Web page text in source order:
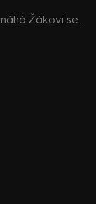
Sestřičky (75) – Zuzana pomáhá Žákovi se smlouvou